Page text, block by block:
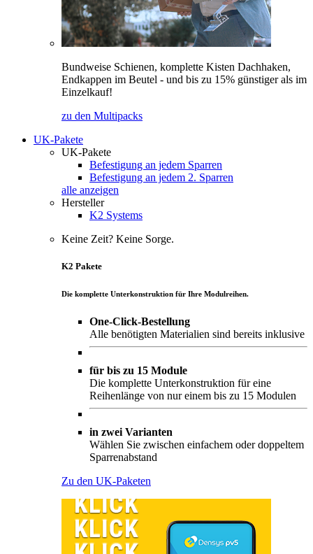
Bundweise Schienen, komplette Kisten Dachhaken,
Endkappen im Beutel - und bis zu 15% günstiger als im
Einzelkauf!
zu den Multipacks
UK-Pakete
UK-Pakete
Befestigung an jedem Sparren
Befestigung an jedem 2. Sparren
alle anzeigen
Hersteller
K2 Systems
Keine Zeit? Keine Sorge.
K2 Pakete
Die komplette Unterkonstruktion für Ihre Modulreihen.
One-Click-Bestellung
Alle benötigten Materialien sind bereits inklusive
für bis zu 15 Module
Die komplette Unterkonstruktion für eine
Reihenlänge von nur einem bis zu 15 Modulen
in zwei Varianten
Wählen Sie zwischen einfachem oder doppeltem
Sparrenabstand
Zu den UK-Paketen